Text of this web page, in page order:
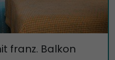
franz. Balkon